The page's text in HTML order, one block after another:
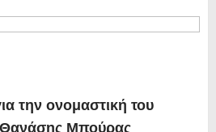
την ονομαστική του
Θανάσης Μπούρας